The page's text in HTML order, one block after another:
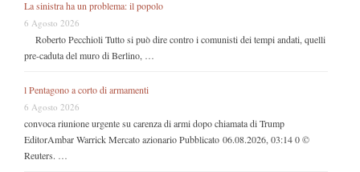
La sinistra ha un problema: il popolo
6 Agosto 2026
Roberto Pecchioli Tutto si può dire contro i comunisti dei tempi andati, quelli
pre-caduta del muro di Berlino, …
l Pentagono a corto di armamenti
6 Agosto 2026
convoca riunione urgente su carenza di armi dopo chiamata di Trump
EditorAmbar Warrick Mercato azionario Pubblicato 06.08.2026, 03:14 0 ©
Reuters. …